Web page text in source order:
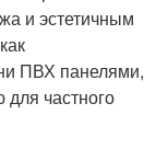
и эстетичным
ПВХ панелями,
частного